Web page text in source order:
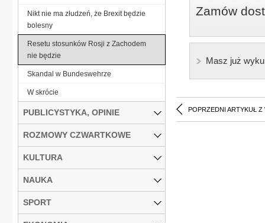
Zamów
Masz już
POPRZEDNI ARTYKUŁ Z
Nikt nie ma złudzeń, że Brexit będzie
bolesny
Resetu stosunków Rosji z Zachodem
nie będzie
Skandal w Bundeswehrze
W skrócie
PUBLICYSTYKA, OPINIE
ROZMOWY CZWARTKOWE
KULTURA
NAUKA
SPORT